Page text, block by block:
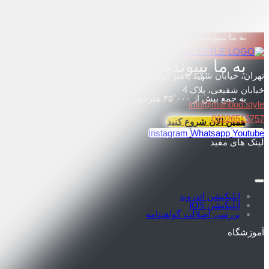
به ما بپیوندید
به ما بپیوندید و هنرتان را شکوفا
به جمع بیش از ۴۵٬۰۰۰ هنرجوی آرایشگری آکادمی مهبد استایل بپیوندید و مسیر حرفه‌ای خود را آغاز کنید
همین الان شروع کنید
تهران، خیابان شهید باهنر (نیاوران)
خیابان شفیعی، پلاک 4
info@mahbod.style
09026515757
Instagram Whatsapp Youtube
لینک های مفید
اپلیکیشن اندروید
اپلیکیشن IOS
بررسی اصلالت گواهینامه
آموزشگاه